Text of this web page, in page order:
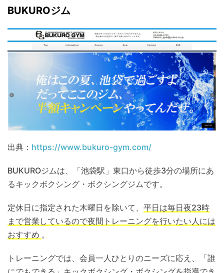
BUKUROジム
出典： https://www.bukuro-gym.com/
BUKUROジムは、「池袋駅」東口から徒歩3分の場所にあ
るキックボクシング・ボクシングジムです。
定休日に指定された木曜日を除いて、 平日は毎日夜23時
まで営業しているので夜間トレーニングを行いたい人には
おすすめ 。
トレーニングでは、会員一人ひとりのニーズに応え、「誰